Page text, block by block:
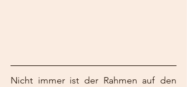
Nicht immer ist der Rahmen auf den